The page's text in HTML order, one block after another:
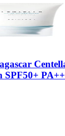
SPF50+